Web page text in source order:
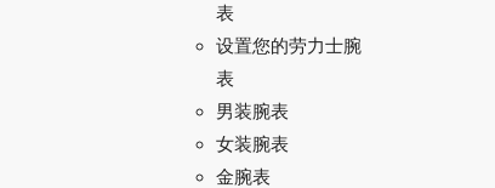
表
设置您的劳力士腕
表
男装腕表
女装腕表
金腕表